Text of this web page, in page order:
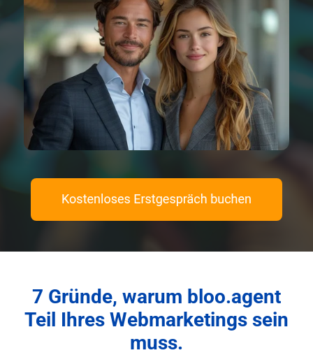
7 Gründe, warum bloo.agent
Teil Ihres Webmarketings sein
muss.